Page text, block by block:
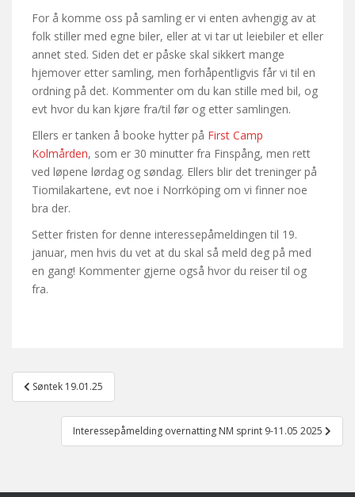
For å komme oss på samling er vi enten avhengig av at
folk stiller med egne biler, eller at vi tar ut leiebiler et eller
annet sted. Siden det er påske skal sikkert mange
hjemover etter samling, men forhåpentligvis får vi til en
ordning på det. Kommenter om du kan stille med bil, og
evt hvor du kan kjøre fra/til før og etter samlingen.
Ellers er tanken å booke hytter på First Camp
Kolmården, som er 30 minutter fra Finspång, men rett
ved løpene lørdag og søndag. Ellers blir det treninger på
Tiomilakartene, evt noe i Norrköping om vi finner noe
bra der.
Setter fristen for denne interessepåmeldingen til 19.
januar, men hvis du vet at du skal så meld deg på med
en gang! Kommenter gjerne også hvor du reiser til og
fra.
Post
navigation
Søntek 19.01.25
Interessepåmelding overnatting NM sprint 9-11.05 2025